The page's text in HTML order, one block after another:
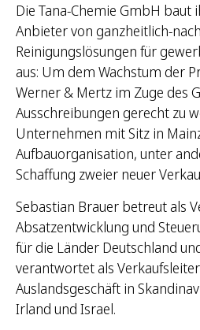
n
n
a
c
h
:
Die Tana-Chemie GmbH baut
Anbieter von ganzheitlich-
Reinigungslösungen für
aus: Um dem Wachstum der
Werner & Mertz im Zuge des
Ausschreibungen gerecht zu
Unternehmen mit Sitz in
Aufbauorganisation, unter
Schaffung zweier neuer
Sebastian Brauer betreut als
Absatzentwicklung und
für die Länder Deutschland
verantwortet als
Auslandsgeschäft in
Irland und Israel.